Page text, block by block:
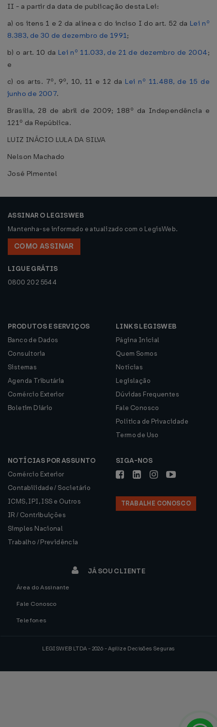
II - a partir da data de publicação desta Lei:
a) os itens 1 e 2 da alínea c do inciso I do art. 52 da Lei nº
8.383, de 30 de dezembro de 1991;
b) o art. 10 da Lei nº 11.033, de 21 de dezembro de 2004;
e
c) os arts. 7º, 9º, 10, 11 e 12 da Lei nº 11.488, de 15 de
junho de 2007.
Brasília, 28 de abril de 2009; 188º da Independência e
121º da República.
LUIZ INÁCIO LULA DA SILVA
Nelson Machado
José Pimentel
ASSINAR O LEGISWEB
Mantenha-se informado e atualizado com o LegisWeb.
COMO ASSINAR
LIGUE GRÁTIS
0800 202 5544
PRODUTOS E SERVIÇOS
Banco de Dados
Consultoria
Sistemas
Agenda Tributária
Comércio Exterior
Boletim Diário
LINKS LEGISWEB
Página Inicial
Quem Somos
Notícias
Legislação
Dúvidas Frequentes
Fale Conosco
Política de Privacidade
Termo de Uso
NOTÍCIAS POR ASSUNTO
Comércio Exterior
Contabilidade / Societário
ICMS, IPI, ISS e Outros
IR / Contribuições
Simples Nacional
Trabalho / Previdência
SIGA-NOS
TRABALHE CONOSCO
JÁ SOU CLIENTE
Área do Assinante
Fale Conosco
Telefones
LEGISWEB LTDA - 2026 - Agilize Decisões Seguras